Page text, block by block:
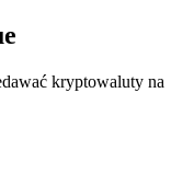
itp.
kryptowaluty na